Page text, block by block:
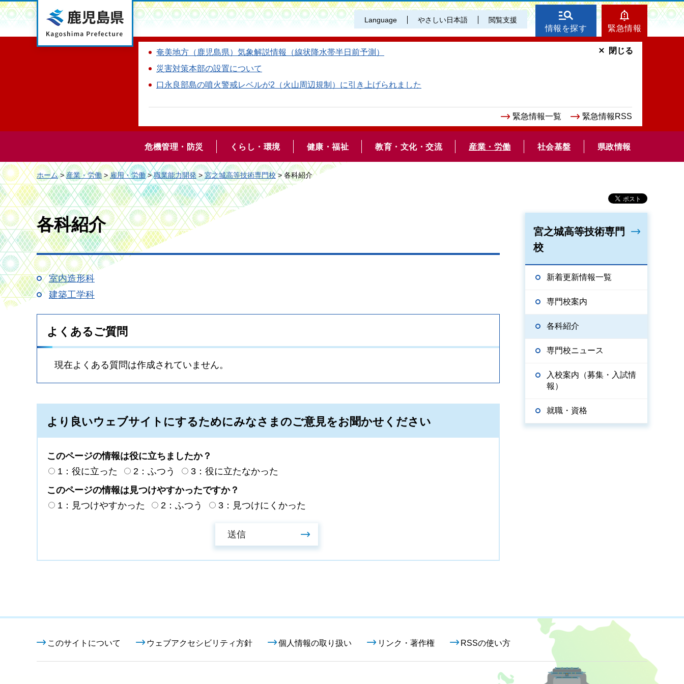
鹿児島県 Language やさしい日本語 閲覧支援
情報を探す 緊急情報
奄美地方（鹿児島県）気象解説情報（線状降水帯半日前予測）
災害対策本部の設置について
口永良部島の噴火警戒レベルが2（火山周辺規制）に引き上げられました
緊急情報一覧 緊急情報RSS
閉じる
危機管理・防災 くらし・環境 健康・福祉 教育・文化・交流 産業・労働 社会基盤 県政情報
ホーム>産業・労働>雇用・労働>職業能力開発>宮之城高等技術専門校> 各科紹介
各科紹介
室内造形科
建築工学科
よくあるご質問
現在よくある質問は作成されていません。
より良いウェブサイトにするためにみなさまのご意見をお聞かせください
このページの情報は役に立ちましたか？
1：役に立った
2：ふつう
3：役に立たなかった
このページの情報は見つけやすかったですか？
1：見つけやすかった
2：ふつう 3：見つけにくかった
宮之城高等技術専門
校
新着更新情報一覧
専門校案内
各科紹介
専門校ニュース
入校案内（募集・入試情
報）
就職・資格
このサイトについて ウェブアクセシビリティ方針 個人情報の取り扱い リンク・著作権 RSSの使い方